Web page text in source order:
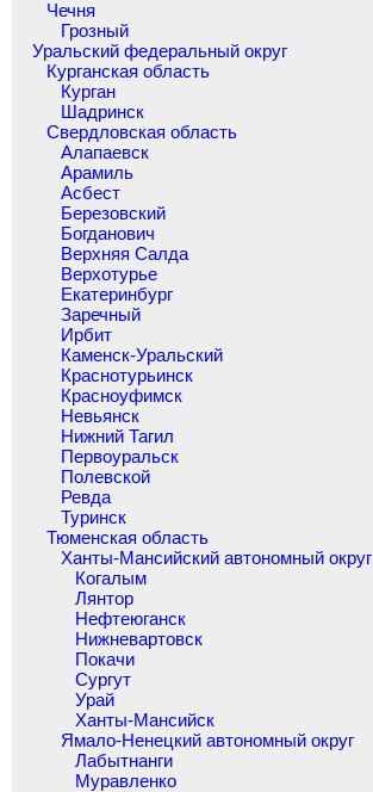
Чечня
Грозный
Уральский федеральный округ
Курганская область
Курган
Шадринск
Свердловская область
Алапаевск
Арамиль
Асбест
Березовский
Богданович
Верхняя Салда
Верхотурье
Екатеринбург
Заречный
Ирбит
Каменск-Уральский
Краснотурьинск
Красноуфимск
Невьянск
Нижний Тагил
Первоуральск
Полевской
Ревда
Туринск
Тюменская область
Ханты-Мансийский автономный округ
Когалым
Лянтор
Нефтеюганск
Нижневартовск
Покачи
Сургут
Урай
Ханты-Мансийск
Ямало-Ненецкий автономный округ
Лабытнанги
Муравленко